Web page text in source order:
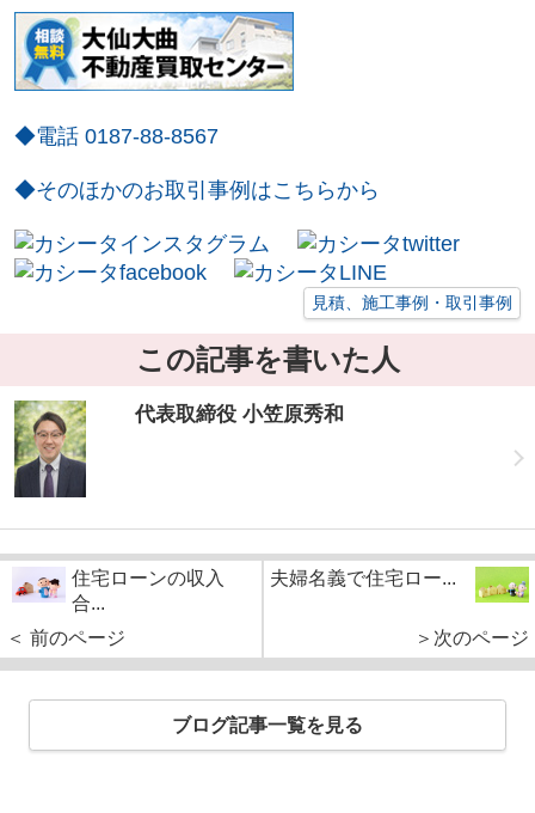
◆電話 0187-88-8567
◆そのほかのお取引事例はこちらから
見積、施工事例・取引事例
この記事を書いた人
代表取締役 小笠原秀和
住宅ローンの収入
合...
＜ 前のページ
夫婦名義で住宅ロー...
＞次のページ
ブログ記事一覧を見る